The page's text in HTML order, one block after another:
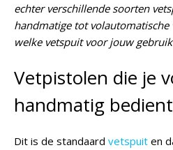
echter verschillende soorten
handmatige tot volautomatische
welke vetspuit voor jouw
Vetpistolen die je
handmatig bedient
Dit is de standaard vetspuit en